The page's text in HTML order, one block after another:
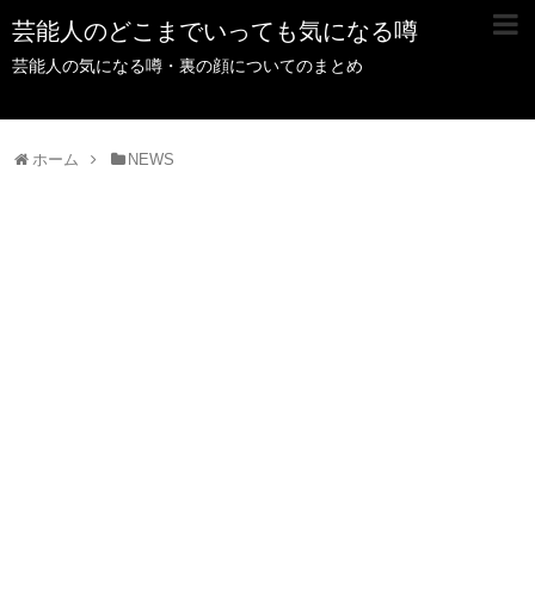
芸能人のどこまでいっても気になる噂
芸能人の気になる噂・裏の顔についてのまとめ
ホーム NEWS